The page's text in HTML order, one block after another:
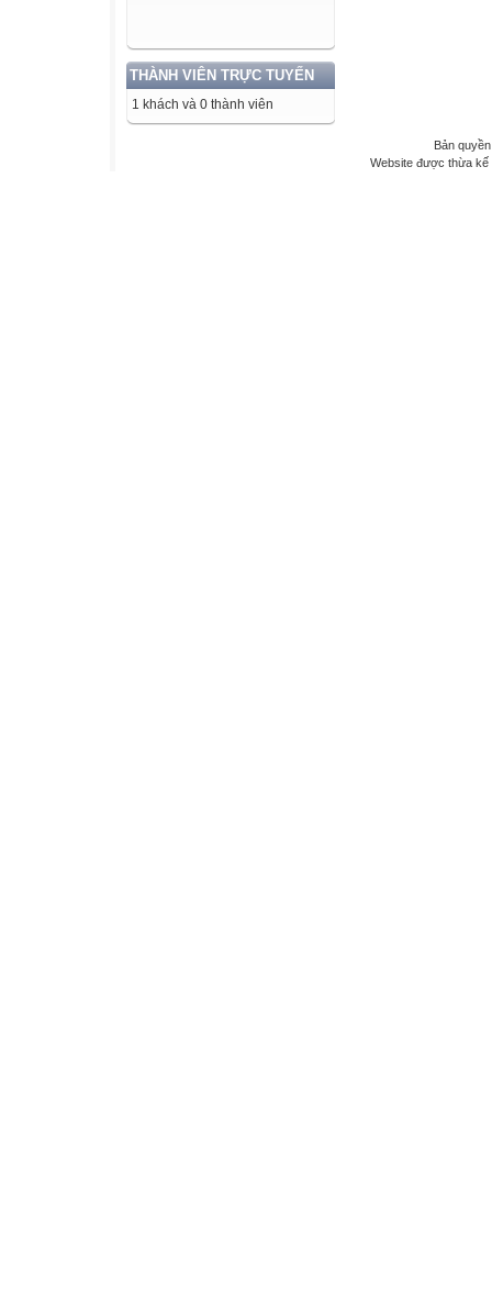
THÀNH VIÊN TRỰC TUYẾN
1 khách và 0 thành viên
Bản
Website được thừa